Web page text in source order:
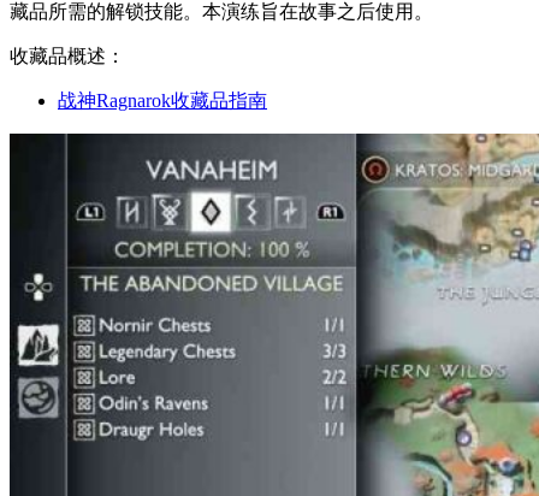
藏品所需的解锁技能。本演练旨在故事之后使用。
收藏品概述：
战神Ragnarok收藏品指南